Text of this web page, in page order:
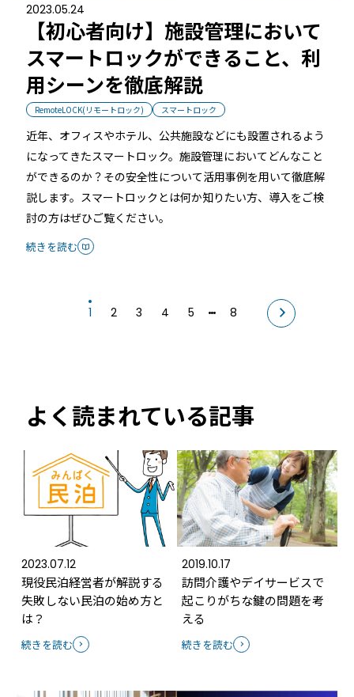
2023.05.24
【初心者向け】施設管理において
スマートロックができること、利
用シーンを徹底解説
RemoteLOCK(リモートロック) スマートロック
近年、オフィスやホテル、公共施設などにも設置されるよう
になってきたスマートロック。施設管理においてどんなこと
ができるのか？その安全性について活用事例を用いて徹底解
説します。スマートロックとは何か知りたい方、導入をご検
討の方はぜひご覧ください。
続きを読む
1 2 3 4 5 8
よく読まれている記事
2023.07.12
現役民泊経営者が解説する
失敗しない民泊の始め方と
は？
続きを読む
2019.10.17
訪問介護やデイサービスで
起こりがちな鍵の問題を考
える
続きを読む